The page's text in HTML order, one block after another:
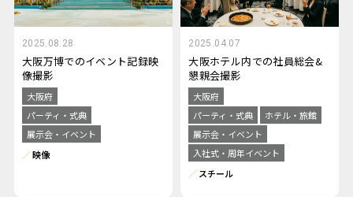
2025.08.28
大阪万博でのイベント記録映
像撮影
大阪府
パーティ・式典
展示会・イベント
映像
2025.04.07
大阪ホテル内での社員総会&
懇親会撮影
大阪府
パーティ・式典
ホテル・旅館
展示会・イベント
入社式・周年イベント
スチール